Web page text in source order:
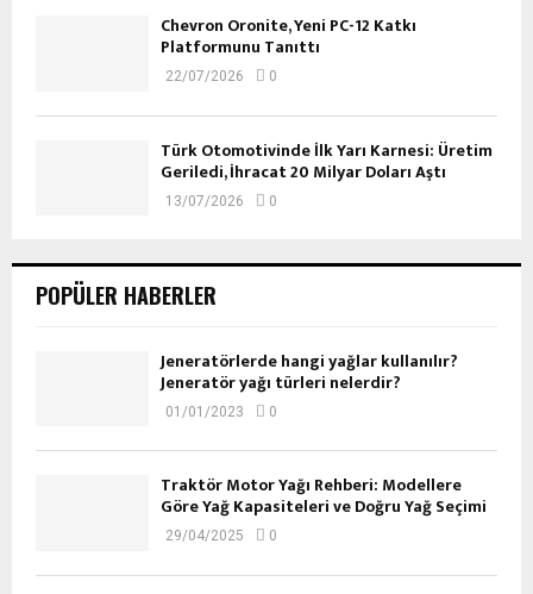
Chevron Oronite, Yeni PC-12 Katkı
Platformunu Tanıttı
22/07/2026 0
Türk Otomotivinde İlk Yarı Karnesi: Üretim
Geriledi, İhracat 20 Milyar Doları Aştı
13/07/2026 0
POPÜLER HABERLER
Jeneratörlerde hangi yağlar kullanılır?
Jeneratör yağı türleri nelerdir?
01/01/2023 0
Traktör Motor Yağı Rehberi: Modellere
Göre Yağ Kapasiteleri ve Doğru Yağ Seçimi
29/04/2025 0